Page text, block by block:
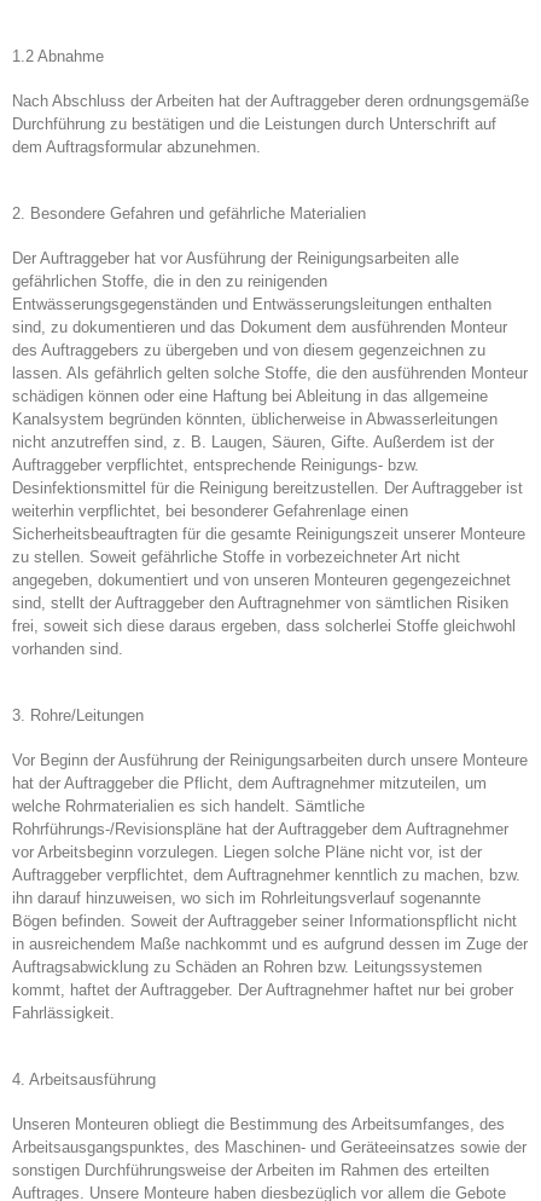
1.2 Abnahme
Nach Abschluss der Arbeiten hat der Auftraggeber deren ordnungsgemäße
Durchführung zu bestätigen und die Leistungen durch Unterschrift auf
dem Auftragsformular abzunehmen.
2. Besondere Gefahren und gefährliche Materialien
Der Auftraggeber hat vor Ausführung der Reinigungsarbeiten alle
gefährlichen Stoffe, die in den zu reinigenden
Entwässerungsgegenständen und Entwässerungsleitungen enthalten
sind, zu dokumentieren und das Dokument dem ausführenden Monteur
des Auftraggebers zu übergeben und von diesem gegenzeichnen zu
lassen. Als gefährlich gelten solche Stoffe, die den ausführenden Monteur
schädigen können oder eine Haftung bei Ableitung in das allgemeine
Kanalsystem begründen könnten, üblicherweise in Abwasserleitungen
nicht anzutreffen sind, z. B. Laugen, Säuren, Gifte. Außerdem ist der
Auftraggeber verpflichtet, entsprechende Reinigungs- bzw.
Desinfektionsmittel für die Reinigung bereitzustellen. Der Auftraggeber ist
weiterhin verpflichtet, bei besonderer Gefahrenlage einen
Sicherheitsbeauftragten für die gesamte Reinigungszeit unserer Monteure
zu stellen. Soweit gefährliche Stoffe in vorbezeichneter Art nicht
angegeben, dokumentiert und von unseren Monteuren gegengezeichnet
sind, stellt der Auftraggeber den Auftragnehmer von sämtlichen Risiken
frei, soweit sich diese daraus ergeben, dass solcherlei Stoffe gleichwohl
vorhanden sind.
3. Rohre/Leitungen
Vor Beginn der Ausführung der Reinigungsarbeiten durch unsere Monteure
hat der Auftraggeber die Pflicht, dem Auftragnehmer mitzuteilen, um
welche Rohrmaterialien es sich handelt. Sämtliche
Rohrführungs-/Revisionspläne hat der Auftraggeber dem Auftragnehmer
vor Arbeitsbeginn vorzulegen. Liegen solche Pläne nicht vor, ist der
Auftraggeber verpflichtet, dem Auftragnehmer kenntlich zu machen, bzw.
ihn darauf hinzuweisen, wo sich im Rohrleitungsverlauf sogenannte
Bögen befinden. Soweit der Auftraggeber seiner Informationspflicht nicht
in ausreichendem Maße nachkommt und es aufgrund dessen im Zuge der
Auftragsabwicklung zu Schäden an Rohren bzw. Leitungssystemen
kommt, haftet der Auftraggeber. Der Auftragnehmer haftet nur bei grober
Fahrlässigkeit.
4. Arbeitsausführung
Unseren Monteuren obliegt die Bestimmung des Arbeitsumfanges, des
Arbeitsausgangspunktes, des Maschinen- und Geräteeinsatzes sowie der
sonstigen Durchführungsweise der Arbeiten im Rahmen des erteilten
Auftrages. Unsere Monteure haben diesbezüglich vor allem die Gebote